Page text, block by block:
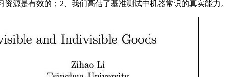
源是有效的；2、我们高估了基准测试中机器常识的真实能力。